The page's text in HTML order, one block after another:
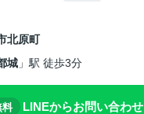
北原町
城 」駅 徒歩3分
料 LINEからお問い合わせ